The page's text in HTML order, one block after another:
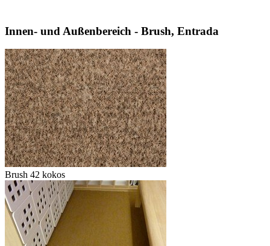
Innen- und Außenbereich - Brush, Entrada
Brush 42 kokos